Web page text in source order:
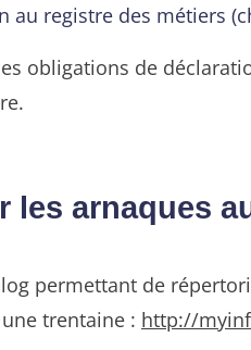
au registre des métiers
obligations de
les arnaques
permettant de
trentaine : http://